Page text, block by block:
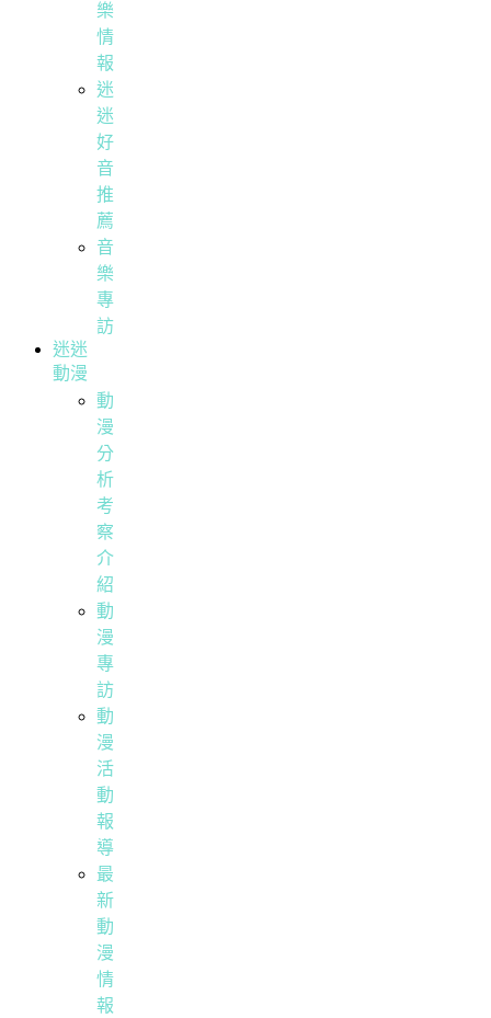
樂
情
報
迷
迷
好
音
推
薦
音
樂
專
訪
迷迷
動漫
動
漫
分
析
考
察
介
紹
動
漫
專
訪
動
漫
活
動
報
導
最
新
動
漫
情
報